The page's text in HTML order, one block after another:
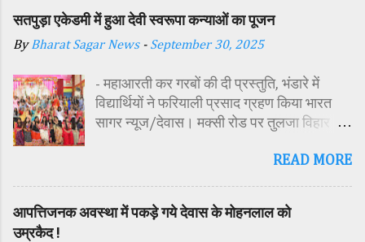
सतपुड़ा एकेडमी में हुआ देवी स्वरूपा कन्याओं का पूजन
ByBharat Sagar News - September 30, 2025
- महाआरती कर गरबों की दी प्रस्तुति, भंडारे में
विद्यार्थियों ने फरियाली प्रसाद ग्रहण किया भारत
सागर न्यूज/देवास। मक्सी रोड पर तुलजा विहार
पावन अवसर पर कन्या पूजन एवं गरबा महोत्सव का
परिसर में तोरण, रंगोली से आकर्षक साज-सज्जा की
गई। सर्वप्रथम मुख्य अतिथि महिला बाल विकास
READ MORE
आपत्तिजनक अवस्था में पकड़े गये देवास के मोहनलाल को
उम्रकैद !